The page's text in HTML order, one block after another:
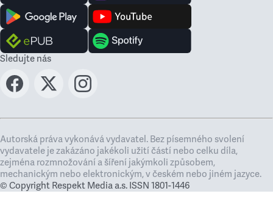
Sledujte nás
Autorská práva vykonává vydavatel. Bez písemného svolení
vydavatele je zakázáno jakékoli užití částí nebo celku díla,
zejména rozmnožování a šíření jakýmkoli způsobem,
mechanickým nebo elektronickým, v českém nebo jiném jazyce.
© Copyright Respekt Media a.s. ISSN 1801-1446